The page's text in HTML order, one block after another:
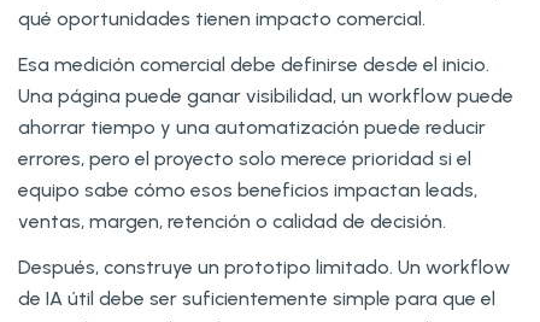
qué oportunidades tienen impacto comercial.
Esa medición comercial debe definirse desde el inicio.
Una página puede ganar visibilidad, un workflow puede
ahorrar tiempo y una automatización puede reducir
errores, pero el proyecto solo merece prioridad si el
equipo sabe cómo esos beneficios impactan leads,
ventas, margen, retención o calidad de decisión.
Después, construye un prototipo limitado. Un workflow
de IA útil debe ser suficientemente simple para que el